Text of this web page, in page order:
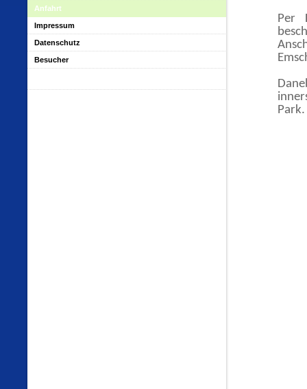
Per
Park.
Anfahrt
Impressum
Datenschutz
Besucher